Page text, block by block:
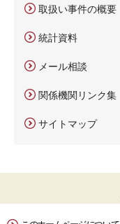
取扱い事件の概要
統計資料
メール相談
関係機関リンク集
サイトマップ